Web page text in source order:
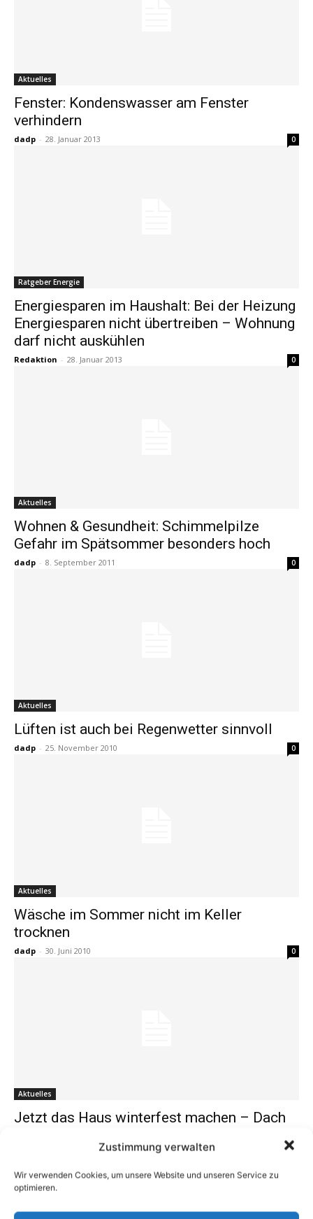
Zustimmung verwalten
Wir verwenden Cookies, um unsere Website und unseren Service zu
optimieren.
Aktuelles
Fenster: Kondenswasser am Fenster
verhindern
dadp - 28. Januar 2013 0
Ratgeber Energie
Energiesparen im Haushalt: Bei der Heizung
Energiesparen nicht übertreiben – Wohnung
darf nicht auskühlen
Redaktion - 28. Januar 2013 0
Aktuelles
Wohnen & Gesundheit: Schimmelpilze
Gefahr im Spätsommer besonders hoch
dadp - 8. September 2011 0
Aktuelles
Lüften ist auch bei Regenwetter sinnvoll
dadp - 25. November 2010 0
Aktuelles
Wäsche im Sommer nicht im Keller
trocknen
dadp - 30. Juni 2010 0
Aktuelles
Jetzt das Haus winterfest machen – Dach
15. Oktober 2009
1 2